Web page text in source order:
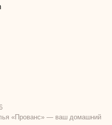
«Прованс» — ваш домашний